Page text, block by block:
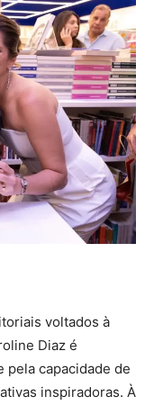
voltados à
Diaz é
pela capacidade de
inspiradoras. À